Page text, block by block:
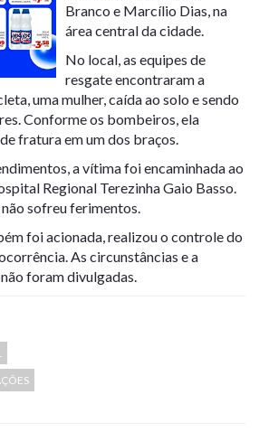
Branco e Marcílio Dias, na
área central da cidade.
No local, as equipes de
resgate encontraram a
uma mulher, caída ao solo e sendo
Conforme os bombeiros, ela
fratura em um dos braços.
a vítima foi encaminhada ao
Regional Terezinha Gaio Basso.
sofreu ferimentos.
foi acionada, realizou o controle do
As circunstâncias e a
foram divulgadas.